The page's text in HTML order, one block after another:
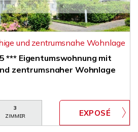
und zentrumsnahe Wohnlage
*** Eigentumswohnung mit
zentrumsnaher Wohnlage
3
ZIMMER